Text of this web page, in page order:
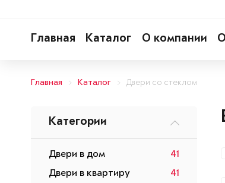
Главная Каталог О компании
Главная Каталог Двери со стеклом
Категории
Двери в дом
41
Двери в квартиру
41